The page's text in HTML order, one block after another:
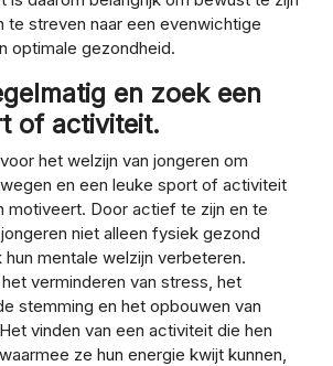
te streven naar een evenwichtige
optimale gezondheid.
en zoek een
of activiteit.
het welzijn van jongeren om
en een leuke sport of activiteit
motiveert. Door actief te zijn en te
niet alleen fysiek gezond
hun mentale welzijn verbeteren.
verminderen van stress, het
stemming en het opbouwen van
vinden van een activiteit die hen
ze hun energie kwijt kunnen,